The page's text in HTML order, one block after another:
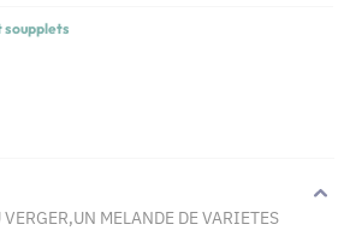
soupplets
MELANDE DE VARIETES